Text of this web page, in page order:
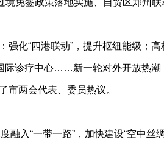
免签政策落地实施、自贸区郑州
“四港联动”，提升枢纽能级；
际诊疗中心……新一轮对外开放热潮
两会代表、委员热议。
“一带一路”，加快建设“空中丝绸